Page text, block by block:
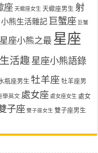
座 天蠍座女生 天蠍座男生 射
小熊生活雜記 巨蟹座 巨蟹
星座小熊之最 星座
活趣 星座小熊語錄
瓶座男生 牡羊座 牡羊座男
學英文 處女座 處女座女生 處女
子座 雙子座女生 雙子座男生